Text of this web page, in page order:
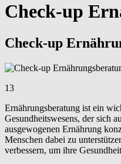
Check-up
Check-up
13
Ernährungsberatung ist ein
Gesundheitswesens, der sich
ausgewogenen Ernährung
Menschen dabei zu
verbessern, um ihre